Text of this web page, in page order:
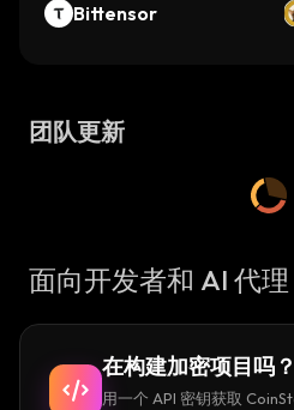
Bittensor
团队更新
面向开发者和 AI 代理
在构建加密项目吗？
用一个 API 密钥获取